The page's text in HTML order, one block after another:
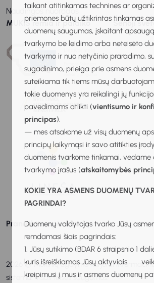
taikant atitinkamas technines ar
priemones būtų užtikrintas tinkamas
duomenų saugumas, įskaitant
tvarkymo be leidimo arba neteisėto
tvarkymo ir nuo netyčinio praradimo,
sugadinimo, prieiga prie asmens
suteikiama tik tiems mūsų
tokie duomenys yra reikalingi jų
pavedimams atlikti (vientisumo ir
principas).
— mes atsakome už visų duomenų
principų laikymąsi ir savo atitikties
duomenis tvarkome tinkamai, vedame
tvarkymo įrašus (atskaitomybės
KOKIE YRA ASMENS DUOMENŲ
PAGRINDAI?
Duomenų valdytojas tvarko Jūsų
remdamasi šiais pagrindais:
1. Jūsų sutikimo (BDAR 6 straipsnio 1
kuris išreiškiamas Jūsų aktyviais
kreipimusi į mus ir asmens duomenų
Naudingos nuorodos
MUKIS remia ir palaiko Senoji
Praneškite apie klaidą
2026 © Mokinių ugdymo karjerai
sistema. Visos teisės saugomos.